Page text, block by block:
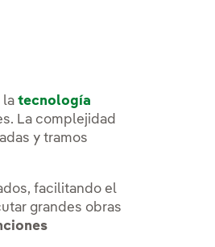
latecnología
La complejidad
y tramos
facilitando el
grandes obras